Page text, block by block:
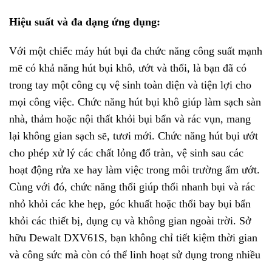
Hiệu suất và đa dạng ứng dụng:
Với một chiếc máy hút bụi đa chức năng công suất mạnh
mẽ có khả năng hút bụi khô, ướt và thổi, là bạn đã có
trong tay một công cụ vệ sinh toàn diện và tiện lợi cho
mọi công việc. Chức năng hút bụi khô giúp làm sạch sàn
nhà, thảm hoặc nội thất khỏi bụi bẩn và rác vụn, mang
lại không gian sạch sẽ, tươi mới. Chức năng hút bụi ướt
cho phép xử lý các chất lỏng đổ tràn, vệ sinh sau các
hoạt động rửa xe hay làm việc trong môi trường ẩm ướt.
Cùng với đó, chức năng thổi giúp thổi nhanh bụi và rác
nhỏ khỏi các khe hẹp, góc khuất hoặc thổi bay bụi bẩn
khỏi các thiết bị, dụng cụ và không gian ngoài trời. Sở
hữu Dewalt DXV61S, bạn không chỉ tiết kiệm thời gian
và công sức mà còn có thể linh hoạt sử dụng trong nhiều